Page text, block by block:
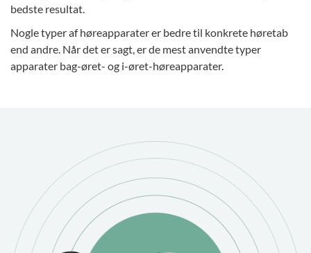
bedste resultat.
Nogle typer af høreapparater er bedre til konkrete høretab
end andre. Når det er sagt, er de mest anvendte typer
apparater bag-øret- og i-øret-høreapparater.